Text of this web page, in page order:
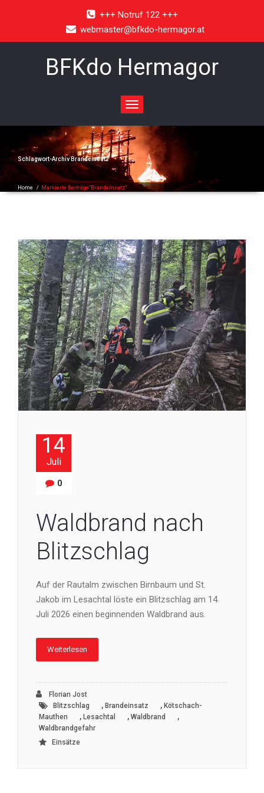
+++ Notruf 122 +++
webmaster@bfkdo-hermagor.at
BFKdo Hermagor
Toggle
navigation
Schlagwort-ArchivBrandeinsatz
Home / Markierte Beiträge"Brandeinsatz"
14
Juli
0
Waldbrand nach
Blitzschlag
Auf der Rautalm zwischen Birnbaum und St.
Jakob im Lesachtal löste ein Blitzschlag am 14.
Juli 2026 einen beginnenden Waldbrand aus.
Weiterlesen
Florian Jost
Blitzschlag
, Brandeinsatz , Kötschach-
Mauthen
, Lesachtal , Waldbrand ,
Waldbrandgefahr
Einsätze